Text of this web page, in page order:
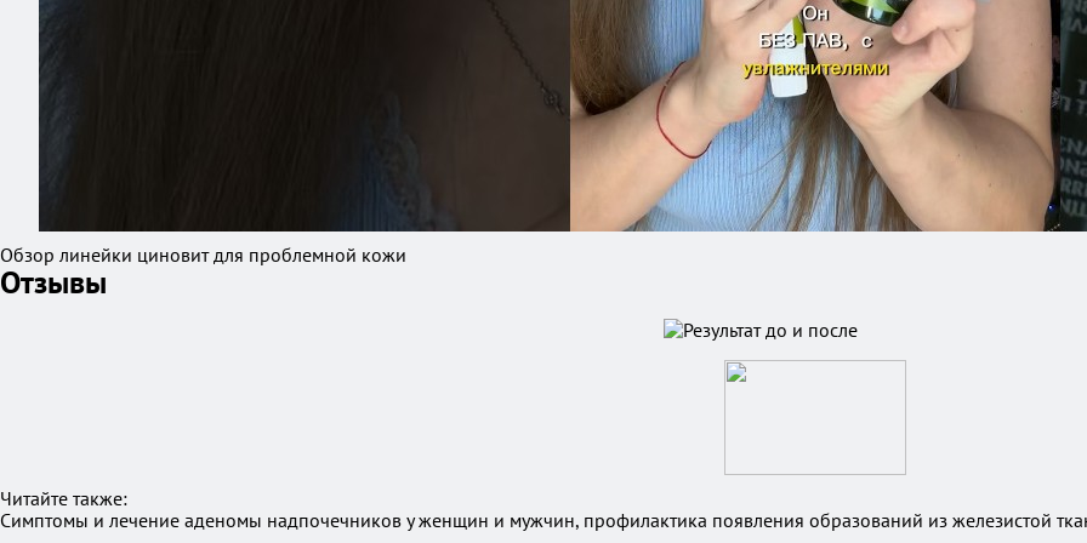
Обзор линейки циновит для проблемной кожи
Отзывы
Читайте также:
Симптомы и лечение аденомы надпочечников у женщин и мужчин, профилактика появления образований из железистой